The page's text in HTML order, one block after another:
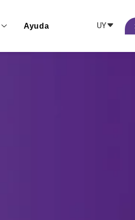
Ayuda UY